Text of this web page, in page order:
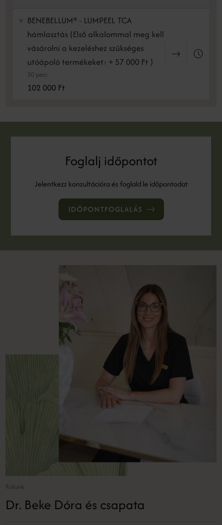
BENEBELLUM® - LUMPEEL TCA
hámlasztás (Első alkalommal meg kell
vásárolni a kezeléshez szükséges
utóápoló termékeket: + 57 000 Ft )
30 perc
102 000 Ft
Foglalj időpontot
Jelentkezz konzultációra és foglald le időpontodat
IDŐPONTFOGLALÁS
Rólunk
Dr. Beke Dóra és csapata